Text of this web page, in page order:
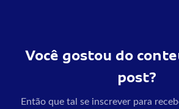
Você gostou do
post?
Então que tal se inscrever para